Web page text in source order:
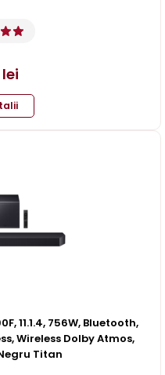
lei
11.1.4, 756W, Bluetooth,
Wireless Dolby Atmos,
Negru Titan